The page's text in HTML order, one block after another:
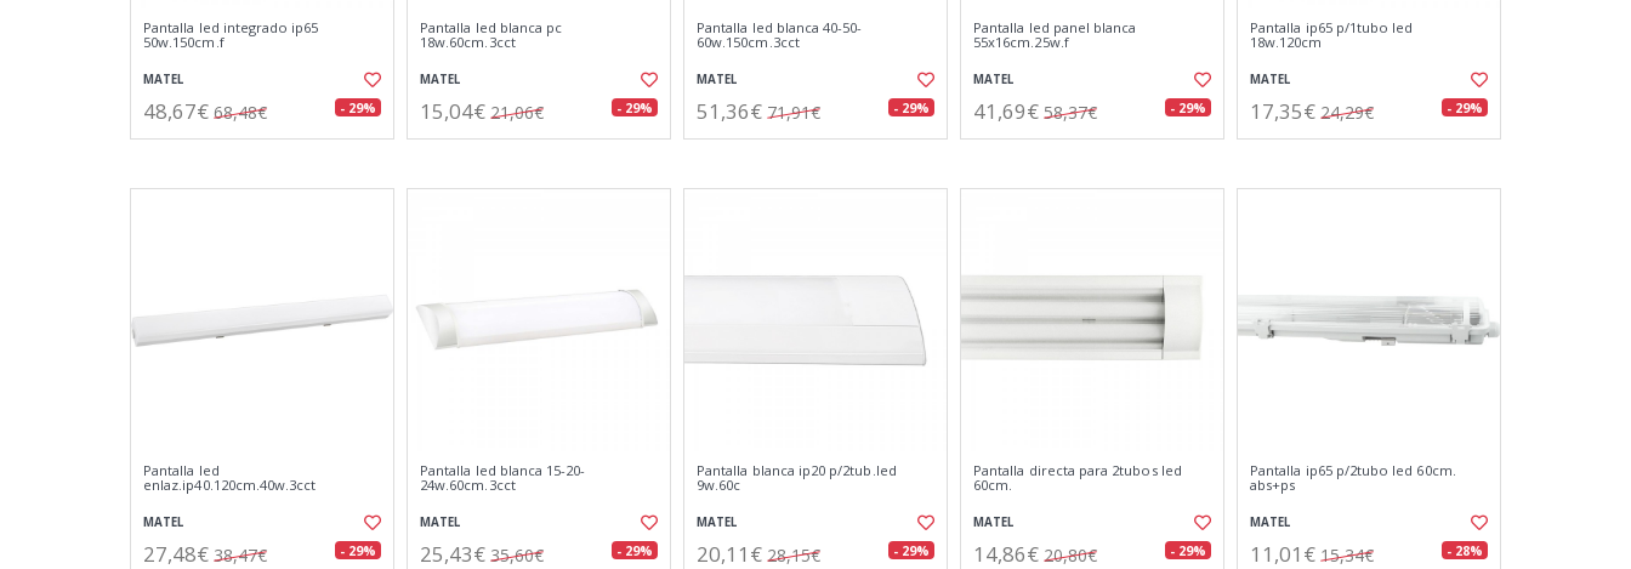
Pantalla led integrado ip65
50w.150cm.f
MATEL
48,67€ 68,48€ - 29%
Pantalla led blanca pc
18w.60cm.3cct
MATEL
15,04€ 21,06€ - 29%
Pantalla led blanca 40-50-
60w.150cm.3cct
MATEL
51,36€ 71,91€ - 29%
Pantalla led panel blanca
55x16cm.25w.f
MATEL
41,69€ 58,37€ - 29%
Pantalla ip65 p/1tubo led
18w.120cm
MATEL
17,35€ 24,29€ - 29%
Pantalla led
enlaz.ip40.120cm.40w.3cct
MATEL
27,48€ 38,47€ - 29%
Pantalla led blanca 15-20-
24w.60cm.3cct
MATEL
25,43€ 35,60€ - 29%
Pantalla blanca ip20 p/2tub.led
9w.60c
MATEL
20,11€ 28,15€ - 29%
Pantalla directa para 2tubos led
60cm.
MATEL
14,86€ 20,80€ - 29%
Pantalla ip65 p/2tubo led 60cm.
abs+ps
MATEL
11,01€ 15,34€ - 28%